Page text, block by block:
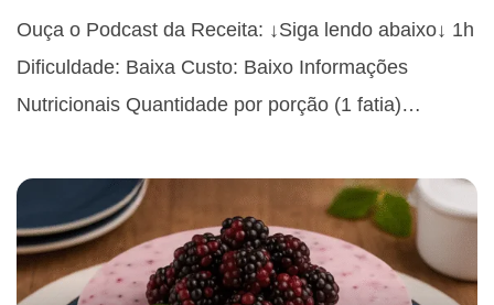
Ouça o Podcast da Receita: ↓Siga lendo abaixo↓ 1h
Dificuldade: Baixa Custo: Baixo Informações
Nutricionais Quantidade por porção (1 fatia)…